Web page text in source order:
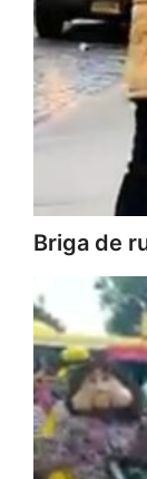
Briga de